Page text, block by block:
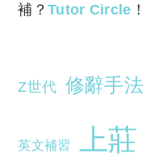
補？Tutor Circle ！
Z世代 修辭手法
英文補習 上莊